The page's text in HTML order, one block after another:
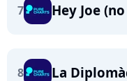
7 Hey Joe
8 La